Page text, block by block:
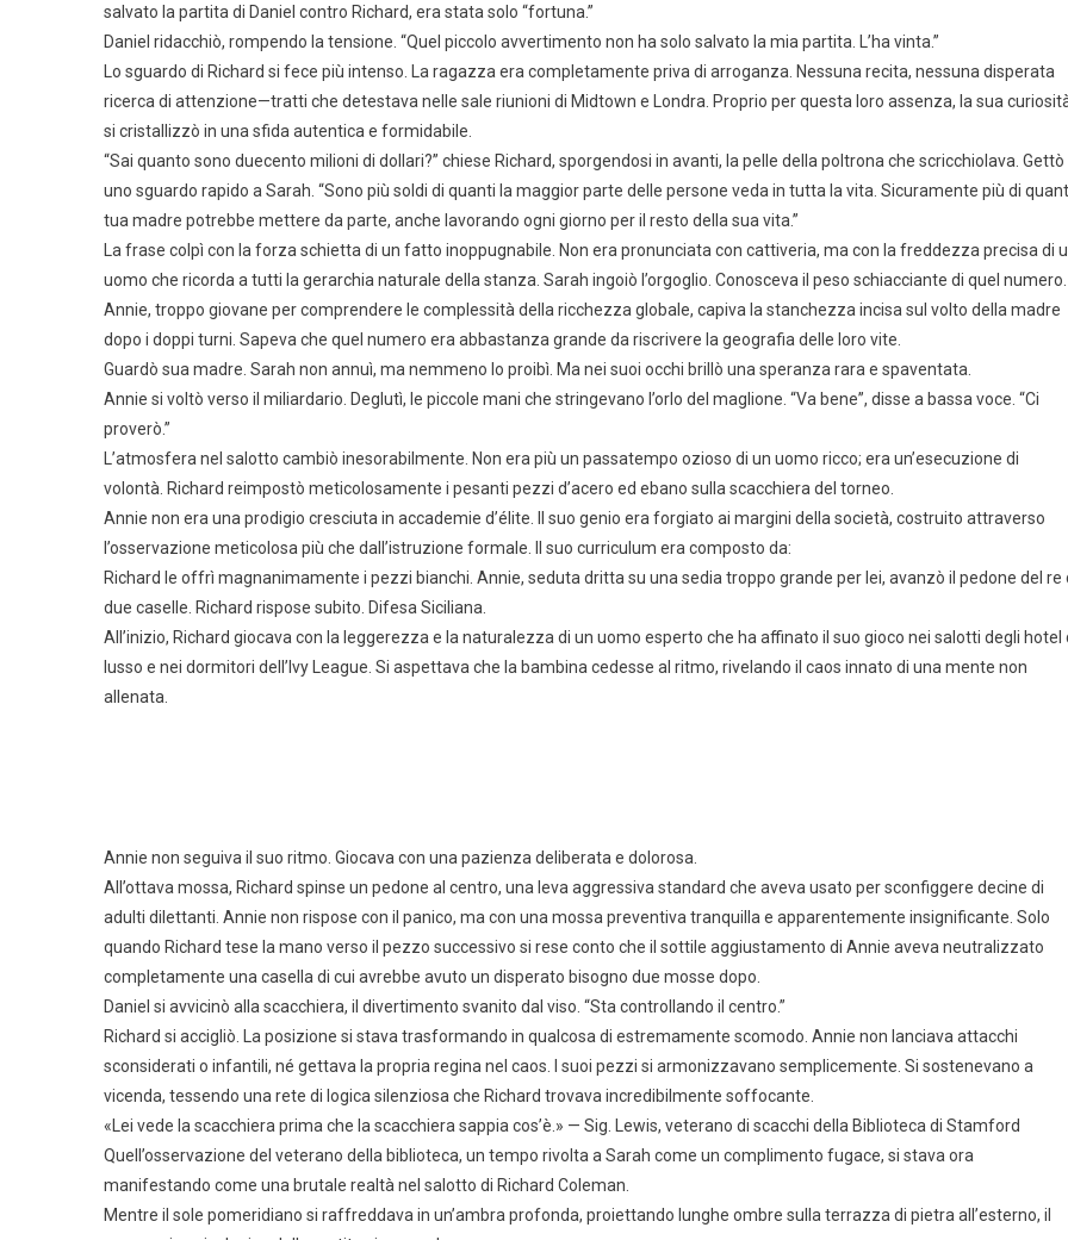
salvato la partita di Daniel contro Richard, era stata solo “fortuna.”
Daniel ridacchiò, rompendo la tensione. “Quel piccolo avvertimento non ha solo salvato la mia partita. L’ha vinta.”
Lo sguardo di Richard si fece più intenso. La ragazza era completamente priva di arroganza. Nessuna recita, nessuna disperata
ricerca di attenzione—tratti che detestava nelle sale riunioni di Midtown e Londra. Proprio per questa loro assenza, la sua
si cristallizzò in una sfida autentica e formidabile.
“Sai quanto sono duecento milioni di dollari?” chiese Richard, sporgendosi in avanti, la pelle della poltrona che scricchiolava. Gettò
uno sguardo rapido a Sarah. “Sono più soldi di quanti la maggior parte delle persone veda in tutta la vita. Sicuramente più di
tua madre potrebbe mettere da parte, anche lavorando ogni giorno per il resto della sua vita.”
La frase colpì con la forza schietta di un fatto inoppugnabile. Non era pronunciata con cattiveria, ma con la freddezza precisa di
uomo che ricorda a tutti la gerarchia naturale della stanza. Sarah ingoiò l’orgoglio. Conosceva il peso schiacciante di quel numero.
Annie, troppo giovane per comprendere le complessità della ricchezza globale, capiva la stanchezza incisa sul volto della madre
dopo i doppi turni. Sapeva che quel numero era abbastanza grande da riscrivere la geografia delle loro vite.
Guardò sua madre. Sarah non annuì, ma nemmeno lo proibì. Ma nei suoi occhi brillò una speranza rara e spaventata.
Annie si voltò verso il miliardario. Deglutì, le piccole mani che stringevano l’orlo del maglione. “Va bene”, disse a bassa voce. “Ci
proverò.”
L’atmosfera nel salotto cambiò inesorabilmente. Non era più un passatempo ozioso di un uomo ricco; era un’esecuzione di
volontà. Richard reimpostò meticolosamente i pesanti pezzi d’acero ed ebano sulla scacchiera del torneo.
Annie non era una prodigio cresciuta in accademie d’élite. Il suo genio era forgiato ai margini della società, costruito attraverso
l’osservazione meticolosa più che dall’istruzione formale. Il suo curriculum era composto da:
Richard le offrì magnanimamente i pezzi bianchi. Annie, seduta dritta su una sedia troppo grande per lei, avanzò il pedone del re
due caselle. Richard rispose subito. Difesa Siciliana.
All’inizio, Richard giocava con la leggerezza e la naturalezza di un uomo esperto che ha affinato il suo gioco nei salotti degli hotel
lusso e nei dormitori dell’Ivy League. Si aspettava che la bambina cedesse al ritmo, rivelando il caos innato di una mente non
allenata.
Annie non seguiva il suo ritmo. Giocava con una pazienza deliberata e dolorosa.
All’ottava mossa, Richard spinse un pedone al centro, una leva aggressiva standard che aveva usato per sconfiggere decine di
adulti dilettanti. Annie non rispose con il panico, ma con una mossa preventiva tranquilla e apparentemente insignificante. Solo
quando Richard tese la mano verso il pezzo successivo si rese conto che il sottile aggiustamento di Annie aveva neutralizzato
completamente una casella di cui avrebbe avuto un disperato bisogno due mosse dopo.
Daniel si avvicinò alla scacchiera, il divertimento svanito dal viso. “Sta controllando il centro.”
Richard si accigliò. La posizione si stava trasformando in qualcosa di estremamente scomodo. Annie non lanciava attacchi
sconsiderati o infantili, né gettava la propria regina nel caos. I suoi pezzi si armonizzavano semplicemente. Si sostenevano a
vicenda, tessendo una rete di logica silenziosa che Richard trovava incredibilmente soffocante.
«Lei vede la scacchiera prima che la scacchiera sappia cos’è.» — Sig. Lewis, veterano di scacchi della Biblioteca di Stamford
Quell’osservazione del veterano della biblioteca, un tempo rivolta a Sarah come un complimento fugace, si stava ora
manifestando come una brutale realtà nel salotto di Richard Coleman.
Mentre il sole pomeridiano si raffreddava in un’ambra profonda, proiettando lunghe ombre sulla terrazza di pietra all’esterno, il